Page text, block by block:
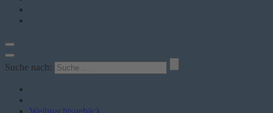
Suche nach:
Weihnachtsgebäck